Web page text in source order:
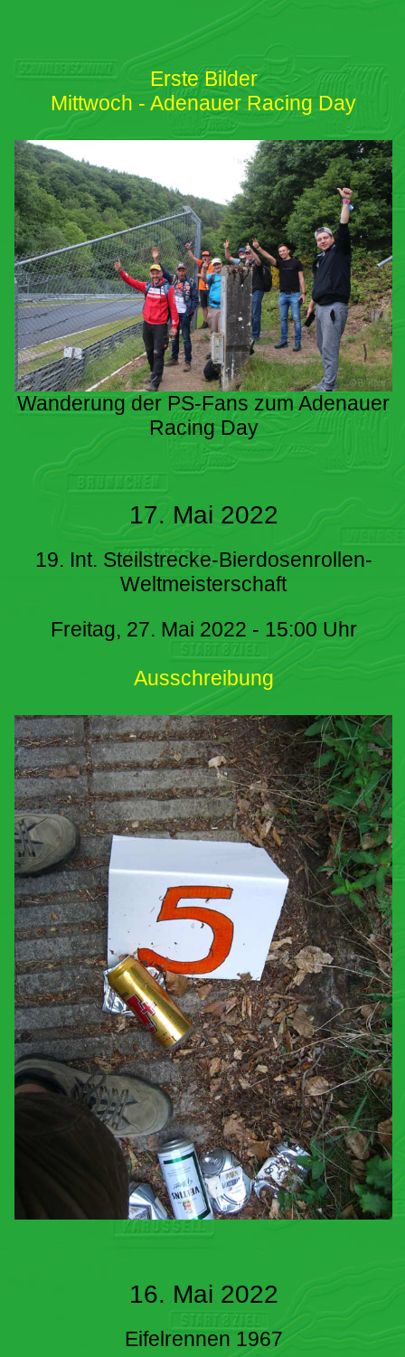
Erste Bilder
Mittwoch - Adenauer Racing Day
Wanderung der PS-Fans zum Adenauer
Racing Day
17. Mai 2022
19. Int. Steilstrecke-Bierdosenrollen-
Weltmeisterschaft
Freitag, 27. Mai 2022 - 15:00 Uhr
Ausschreibung
16. Mai 2022
Eifelrennen 1967